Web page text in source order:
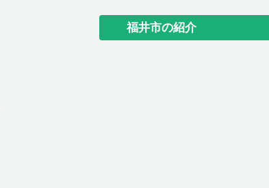
福井市の紹介